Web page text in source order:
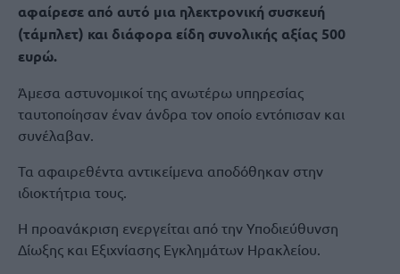
αφαίρεσε από αυτό μια ηλεκτρονική συσκευή
(τάμπλετ) και διάφορα είδη συνολικής αξίας 500
ευρώ.
Άμεσα αστυνομικοί της ανωτέρω υπηρεσίας
ταυτοποίησαν έναν άνδρα τον οποίο εντόπισαν και
συνέλαβαν.
Τα αφαιρεθέντα αντικείμενα αποδόθηκαν στην
ιδιοκτήτρια τους.
Η προανάκριση ενεργείται από την Υποδιεύθυνση
Δίωξης και Εξιχνίασης Εγκλημάτων Ηρακλείου.